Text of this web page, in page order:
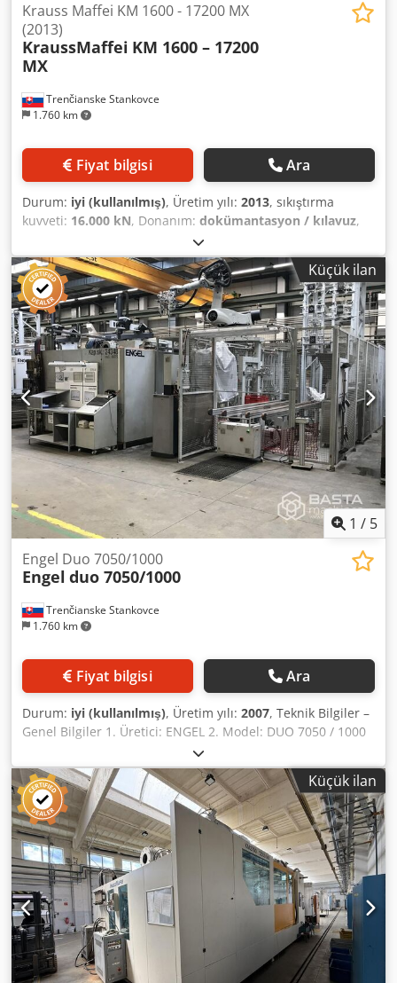
Trenčianske Stankovce
1.760 km
Krauss Maffei KM 1600 - 17200 MX
(2013)
KraussMaffei KM 1600 – 17200
MX
Fiyat bilgisi Ara
Durum: iyi (kullanılmış), Üretim yılı: 2013, sıkıştırma
kuvveti: 16.000 kN, Donanım: dokümantasyon / kılavuz,
Kilit kuvveti: 1600 t Vida çapı: 135 mm Kolonlar arası
mesafe V: 1420 mm Kolonlar arası mesafe H: 1870 mm
Enjeksiyon hacmi: 9662 cm3 Tip: Yatay Tahrik: Hidrolik
Dedpfoyh I Emsx Aitjck
Küçük ilan
1 / 5
Trenčianske Stankovce
1.760 km
Engel Duo 7050/1000
Engel duo 7050/1000
Fiyat bilgisi Ara
Durum: iyi (kullanılmış), Üretim yılı: 2007, Teknik Bilgiler –
Genel Bilgiler 1. Üretici: ENGEL 2. Model: DUO 7050 / 1000
3. Kontrol Ünitesi: CC200 4. Üretim Yılı: 2007 5. Çalışma
Saati: 100.145 saat Kapama Ünitesi 1. Kapama Kuvveti:
10.000 kN (1.000 ton) 2. Kol mili mesafesi (Y × D): 1.400 ×
1.150 mm 3. Plaka ölçüsü (Y × D): 1.850 × 1.810 mm 4. Kalıp
yüksekliği (min./maks.): 578 – 1.678 mm 5. Açma stroku:
2.100 mm 6. Serbest geçiş (EBH): 1.000 mm 7. Merkezleme
(sabit/hareketli plaka): Ø 250 mm Kapama Ünitesi
Donanımı 1. Çekirdek çekiciler: 2. Sabit plaka: 3 3. Hareketli
plaka: 3 4. Hava valfleri: 5. Sabit plaka: 1 6. Hareketli plaka:
1 7. Manyetik kalıp bağlama sistemi: Evet Maksimum Kalıp
Ağırlığı 1. Kalıbın maksimum toplam ağırlığı: 21.000 kg 2.
Hareketli plakadaki maksimum kalıp ağırlığı: 14.000 kg
Dcjdoy Ukfmspfx Aitjk Enjeksiyon Ünitesi 1. Vida çapı: 105
Küçük ilan